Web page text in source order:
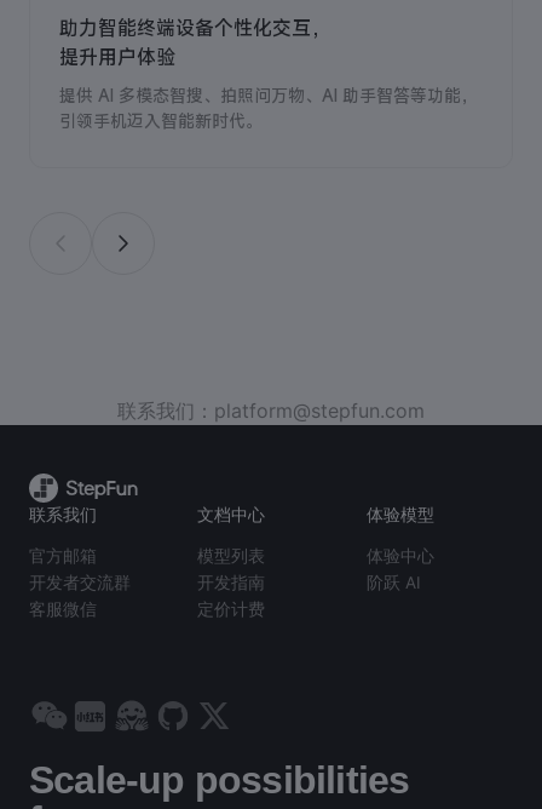
助力智能终端设备个性化交互，
提升用户体验
提供 AI 多模态智搜、拍照问万物、AI 助手智答等功能，
引领手机迈入智能新时代。
联系我们：platform@stepfun.com
联系我们
官方邮箱
开发者交流群
客服微信
文档中心
模型列表
开发指南
定价计费
体验模型
体验中心
阶跃 AI
Scale-up possibilities